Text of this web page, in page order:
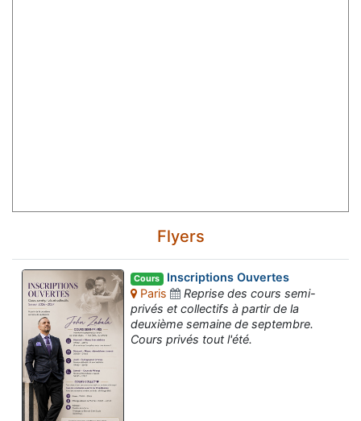
Flyers
Cours Inscriptions Ouvertes
Paris
Reprise des cours semi-
privés et collectifs à partir de la
deuxième semaine de septembre.
Cours privés tout l'été.